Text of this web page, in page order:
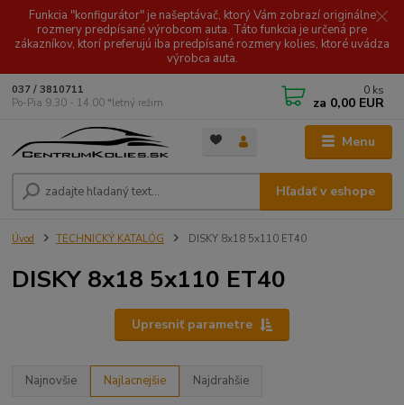
Funkcia "konfigurátor" je našeptávač, ktorý Vám zobrazí originálne
rozmery predpísané výrobcom auta. Táto funkcia je určená pre
zákazníkov, ktorí preferujú iba predpísané rozmery kolies, ktoré uvádza
výrobca auta.
Menu
Hľadať v eshope
037 / 3810711
Po-Pia 9.30 - 14.00 *letný režim
0 ks
za 0,00 EUR
Úvod TECHNICKÝ KATALÓG DISKY 8x18 5x110 ET40
DISKY 8x18 5x110 ET40
Upresniť parametre
Najnovšie Najlacnejšie Najdrahšie